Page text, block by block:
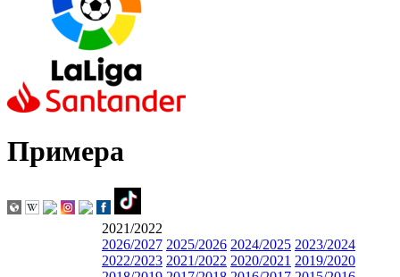
Примера
2021/2022
2026/2027 2025/2026 2024/2025 2023/2024
2022/2023 2021/2022 2020/2021 2019/2020